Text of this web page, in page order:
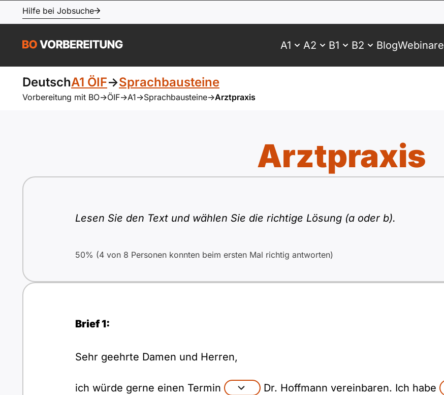
Hilfe bei Jobsuche
A1 A2 B1 B2 BlogWebinare
DeutschA1 ÖIF->Sprachbausteine
Vorbereitung mit BO->ÖIF->A1->Sprachbausteine->Arztpraxis
Arztpraxis
Lesen Sie den Text und wählen Sie die richtige Lösung (a oder b).
50% (4 von 8 Personen konnten beim ersten Mal richtig antworten)
Brief 1:
Sehr geehrte Damen und Herren,
ich würde gerne einen Termin Dr. Hoffmann vereinbaren. Ich habe